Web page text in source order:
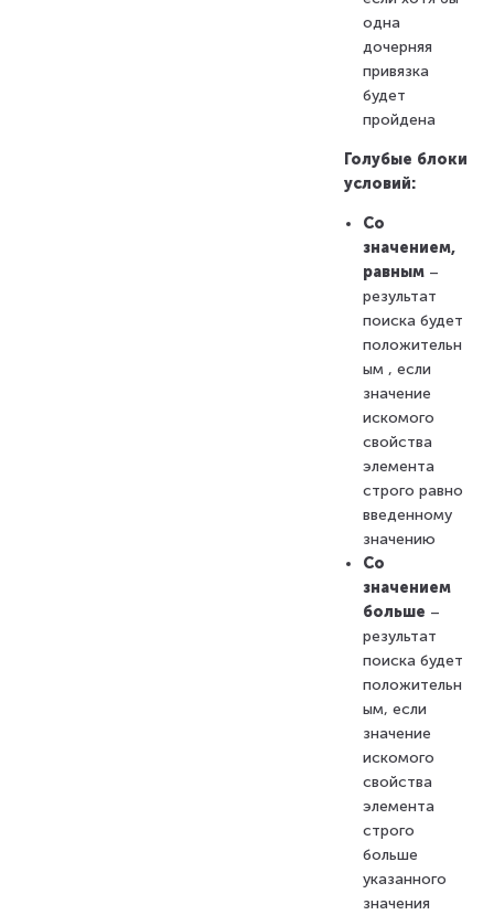
одна
дочерняя
привязка
будет
пройдена
Голубые блоки
условий:
Со
значением,
равным–
результат
поиска будет
положительн
ым , если
значение
искомого
свойства
элемента
строго равно
введенному
значению
Со
значением
больше –
результат
поиска будет
положительн
ым, если
значение
искомого
свойства
элемента
строго
больше
указанного
значения